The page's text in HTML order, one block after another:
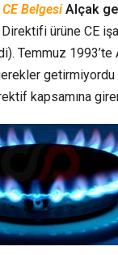
CE Belgesi Alçak
ürüne CE
Temmuz
kapsamına